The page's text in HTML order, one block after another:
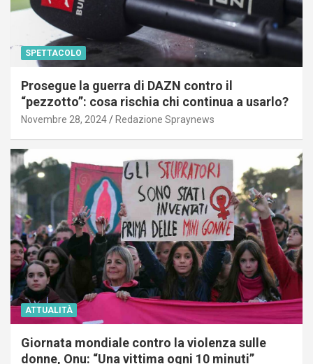
SPETTACOLO
Prosegue la guerra di DAZN contro il
“pezzotto”: cosa rischia chi continua a usarlo?
Novembre 28, 2024 Redazione Spraynews
ATTUALITÀ
Giornata mondiale contro la violenza sulle
donne, Onu: “Una vittima ogni 10 minuti”